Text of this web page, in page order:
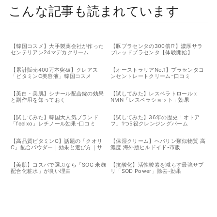
こんな記事も読まれています
【韓国コスメ】大手製薬会社が作った
センテリアン24マデカクリーム
【豚プラセンタの300倍!?】濃厚サラ
ブレッドプラセンタ【体験開始】
【累計販売400万本突破】クレアス
「ビタミンC美容液」韓国コスメ
【オーストラリアNo.1】プラセンタコ
ンセントレートクリームｰ口コミ
【美白・美肌】シナール配合錠の効果
と副作用を知っておく
【試してみた】レスベラトロールｘ
NMN「レスベラショット」効果
【試してみた】韓国大人気ブランド
「feelxo」レチノール効果-口コミ
【試してみた】36年の歴史「オトア
フ」1つ5役クレンジングバーム
【高品質ビタミンC】話題の「クオリ
C」配合パウダー｜効果と選び方｜サ
【保湿クリーム】ヘパリン類似物質 高
濃度 海外版ヒルドイド-市販
【美肌】コスパで選ぶなら「SOC 米麹
配合化粧水」が良い理由
【抗酸化】活性酸素を減らす最強サプ
リ「SOD Power」除去-効果